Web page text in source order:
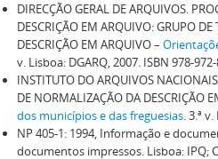
DIRECÇÃO GERAL DE ARQUIVOS.
DESCRIÇÃO EM ARQUIVO: GRUPO
DESCRIÇÃO EM ARQUIVO –
v. Lisboa: DGARQ, 2007. ISBN 978-
INSTITUTO DO ARQUIVOS
DE NORMALIZAÇÃO DA DESCRIÇÃO
dos municípios e das freguesias. 3.ª
NP 405-1: 1994, Informação e
documentos impressos. Lisboa: IPQ;